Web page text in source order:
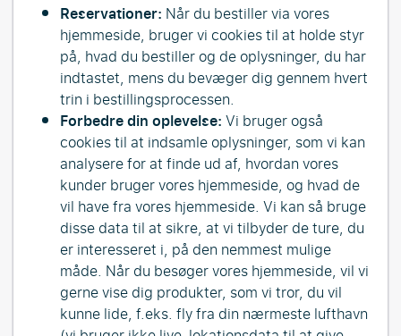
Reservationer: Når du bestiller via vores
hjemmeside, bruger vi cookies til at holde styr
på, hvad du bestiller og de oplysninger, du har
indtastet, mens du bevæger dig gennem hvert
trin i bestillingsprocessen.
Forbedre din oplevelse:Vi bruger også
cookies til at indsamle oplysninger, som vi kan
analysere for at finde ud af, hvordan vores
kunder bruger vores hjemmeside, og hvad de
vil have fra vores hjemmeside. Vi kan så bruge
disse data til at sikre, at vi tilbyder de ture, du
er interesseret i, på den nemmest mulige
måde. Når du besøger vores hjemmeside, vil vi
gerne vise dig produkter, som vi tror, du vil
kunne lide, f.eks. fly fra din nærmeste lufthavn